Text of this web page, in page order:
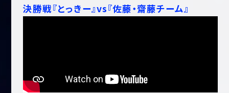
決勝戦『とっきー』vs『佐藤・齋藤チーム』